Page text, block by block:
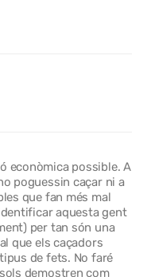
econòmica possible. A
poguessin caçar ni a
que fan més mal
aquesta gent
per tan són una
que els caçadors
de fets. No faré
demostren com